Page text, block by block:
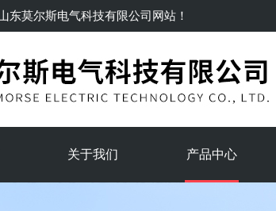
东莫尔斯电气科技有限公司网站！
关于我们 产品中心